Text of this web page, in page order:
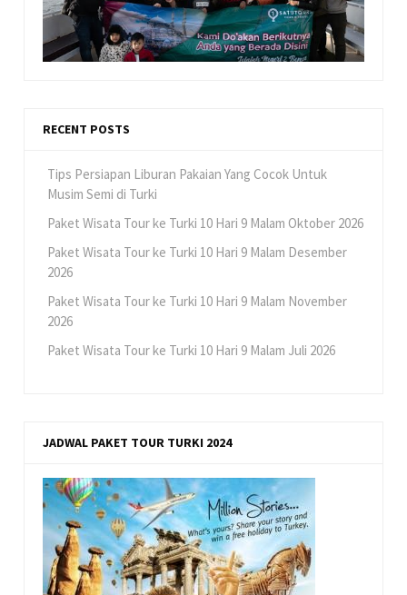
RECENT POSTS
Tips Persiapan Liburan Pakaian Yang Cocok Untuk
Musim Semi di Turki
Paket Wisata Tour ke Turki 10 Hari 9 Malam Oktober 2026
Paket Wisata Tour ke Turki 10 Hari 9 Malam Desember
2026
Paket Wisata Tour ke Turki 10 Hari 9 Malam November
2026
Paket Wisata Tour ke Turki 10 Hari 9 Malam Juli 2026
JADWAL PAKET TOUR TURKI 2024